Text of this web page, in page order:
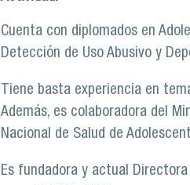
Cuenta con diplomados en
Detección de Uso Abusivo y
Tiene basta experiencia en
Además, es colaboradora del
Nacional de Salud de
Es fundadora y actual